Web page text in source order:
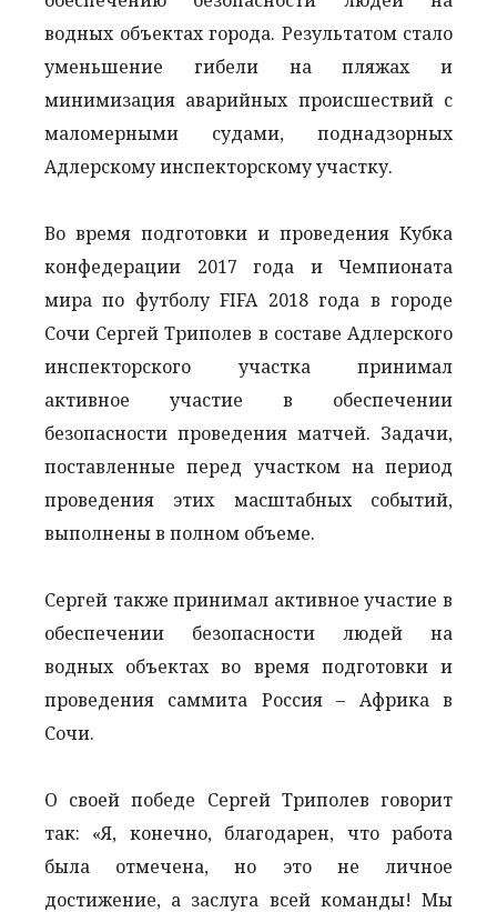
водных объектах города. Результатом стало
уменьшение гибели на пляжах и
минимизация аварийных происшествий с
маломерными судами, поднадзорных
Адлерскому инспекторскому участку.
Во время подготовки и проведения Кубка
конфедерации 2017 года и Чемпионата
мира по футболу FIFA 2018 года в городе
Сочи Сергей Триполев в составе Адлерского
инспекторского участка принимал
активное участие в обеспечении
безопасности проведения матчей. Задачи,
поставленные перед участком на период
проведения этих масштабных событий,
выполнены в полном объеме.
Сергей также принимал активное участие в
обеспечении безопасности людей на
водных объектах во время подготовки и
проведения саммита Россия – Африка в
Сочи.
О своей победе Сергей Триполев говорит
так: «Я, конечно, благодарен, что работа
была отмечена, но это не личное
достижение, а заслуга всей команды! Мы